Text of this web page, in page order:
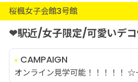
桜楓女子会館3号館
❤駅近/女子限定/可愛いデ
CAMPAIGN
オンライン見学可能！！！！！ ☆